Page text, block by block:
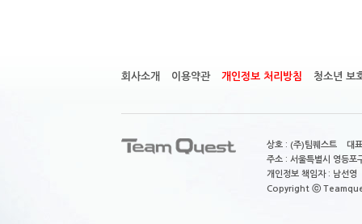
회사소개 이용약관 개인정보 처리방침 청소년 보
상호 : (주)팀퀘스트 대
주소 : 서울특별시 영등
개인정보 책임자 : 남
Copyright ⓒ